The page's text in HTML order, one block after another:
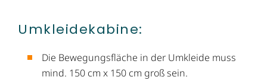
Umkleidekabine:
Die Bewegungsfläche in der Umkleide muss
mind. 150 cm x 150 cm groß sein.